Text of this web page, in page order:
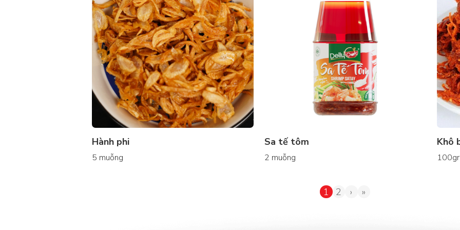
Hành phi
5 muỗng
Sa tế tôm
2 muỗng
Khô
100gr
1 2 › »